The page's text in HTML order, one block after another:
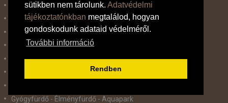
sütikben nem tárolunk. Adatvédelmi
tájékoztatónkban megtalálod, hogyan
gondoskodunk adataid védelméről.
További információ
Rendben
Élményprogram
Fakultatív program lehetőség
Felnőtt barát hotel
Film / sorozat tematika
Foci tematika
Gyógyfürdő - Élményfürdő - Aquapark